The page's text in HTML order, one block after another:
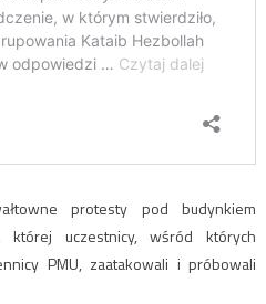
protesty pod budynkiem
której uczestnicy, wśród których
PMU, zaatakowali i próbowali